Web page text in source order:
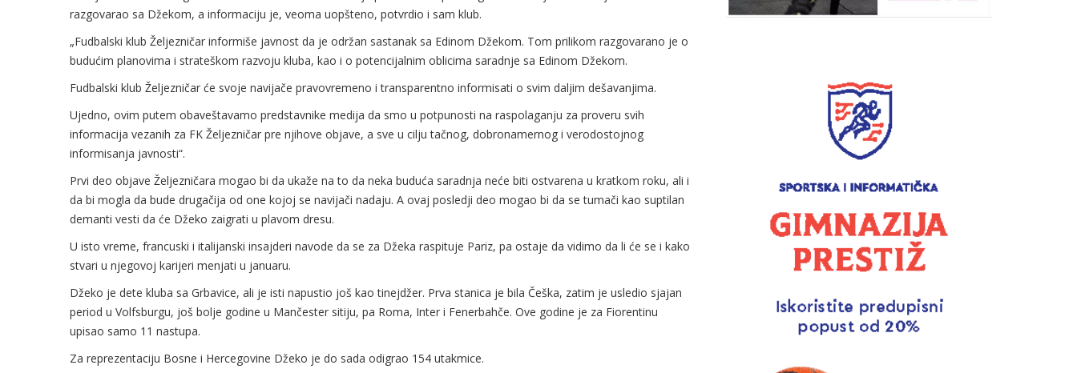
razgovarao sa Džekom, a informaciju je, veoma uopšteno, potvrdio i sam klub.
„Fudbalski klub Željezničar informiše javnost da je održan sastanak sa Edinom Džekom. Tom prilikom razgovarano je o
budućim planovima i strateškom razvoju kluba, kao i o potencijalnim oblicima saradnje sa Edinom Džekom.
Fudbalski klub Željezničar će svoje navijače pravovremeno i transparentno informisati o svim daljim dešavanjima.
Ujedno, ovim putem obaveštavamo predstavnike medija da smo u potpunosti na raspolaganju za proveru svih
informacija vezanih za FK Željezničar pre njihove objave, a sve u cilju tačnog, dobronamernog i verodostojnog
informisanja javnosti“.
Prvi deo objave Željezničara mogao bi da ukaže na to da neka buduća saradnja neće biti ostvarena u kratkom roku, ali i
da bi mogla da bude drugačija od one kojoj se navijači nadaju. A ovaj posledji deo mogao bi da se tumači kao suptilan
demanti vesti da će Džeko zaigrati u plavom dresu.
U isto vreme, francuski i italijanski insajderi navode da se za Džeka raspituje Pariz, pa ostaje da vidimo da li će se i kako
stvari u njegovoj karijeri menjati u januaru.
Džeko je dete kluba sa Grbavice, ali je isti napustio još kao tinejdžer. Prva stanica je bila Češka, zatim je usledio sjajan
period u Volfsburgu, još bolje godine u Mančester sitiju, pa Roma, Inter i Fenerbahče. Ove godine je za Fiorentinu
upisao samo 11 nastupa.
Za reprezentaciju Bosne i Hercegovine Džeko je do sada odigrao 154 utakmice.